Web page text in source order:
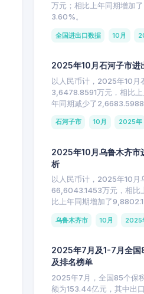
万元；相比上年同期增加
3.60%。
全国进出口数据 10月
2025年10月石河子市进
以人民币计，2025年10月
3,6478.8591万元，相比
年同期减少了
石河子市 10月 2025年
2025年10月乌鲁木齐市
析
以人民币计，2025年10月
66,6043.1453万元，相比
比上年同期增加了
乌鲁木齐市 10月 2025
2025年7月及1-7月全国
及排名榜单
2025年7月，全国85个保
额为153.44亿元，其中出